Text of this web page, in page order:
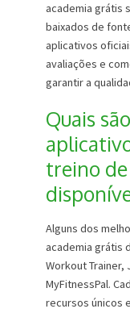
academia grátis
baixados de
aplicativos
avaliações e
garantir a
Quais
treino
Alguns dos
academia grátis
Workout Trainer,
MyFitnessPal.
recursos únicos